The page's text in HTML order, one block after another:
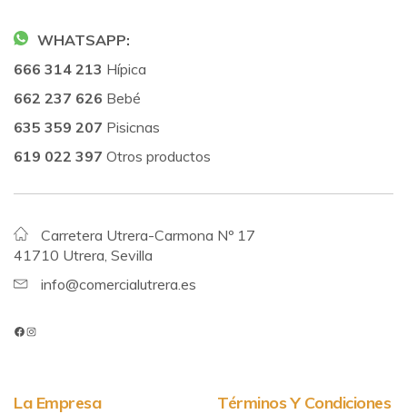
WHATSAPP:
666 314 213 Hípica
662 237 626 Bebé
635 359 207 Pisicnas
619 022 397 Otros productos
Carretera Utrera-Carmona Nº 17
41710 Utrera, Sevilla
info@comercialutrera.es
La Empresa Términos Y Condiciones